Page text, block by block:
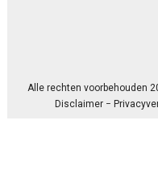
Alle rechten voorbehouden
Disclaimer −